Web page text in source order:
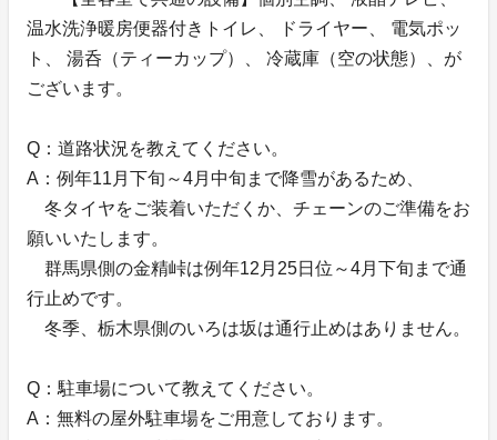
温水洗浄暖房便器付きトイレ、 ドライヤー、 電気ポッ
ト、 湯呑（ティーカップ）、 冷蔵庫（空の状態）、が
ございます。
Q：道路状況を教えてください。
A：例年11月下旬～4月中旬まで降雪があるため、
冬タイヤをご装着いただくか、チェーンのご準備をお
願いいたします。
群馬県側の金精峠は例年12月25日位～4月下旬まで通
行止めです。
冬季、栃木県側のいろは坂は通行止めはありません。
Q：駐車場について教えてください。
A：無料の屋外駐車場をご用意しております。